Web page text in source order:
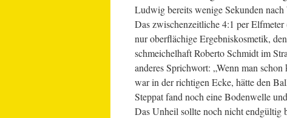
Ludwig bereits wenige Sekunden
Das zwischenzeitliche 4:1 per
nur oberflächige Ergebniskosmetik,
schmeichelhaft Roberto Schmidt im
anderes Sprichwort: „Wenn man
war in der richtigen Ecke, hätte den
Steppat fand noch eine Bodenwelle
Das Unheil sollte noch nicht endgültig